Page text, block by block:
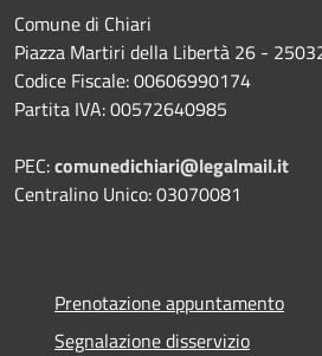
Comune di Chiari
Piazza Martiri della Libertà 26 -
Codice Fiscale: 00606990174
Partita IVA: 00572640985
PEC:comunedichiari@legalmail.it
Centralino Unico: 03070081
Prenotazione appuntamento
Segnalazione disservizio